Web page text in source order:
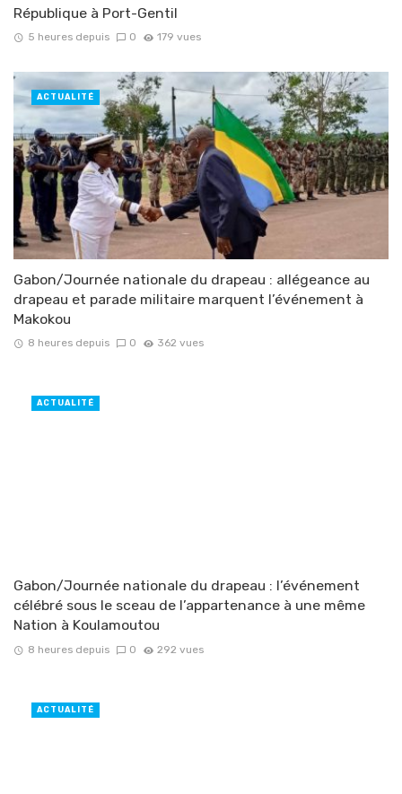
République à Port-Gentil
5 heures depuis 0 179 vues
Gabon/Journée nationale du drapeau : allégeance au
drapeau et parade militaire marquent l’événement à
Makokou
8 heures depuis 0 362 vues
ACTUALITÉ
Gabon/Journée nationale du drapeau : l’événement
célébré sous le sceau de l’appartenance à une même
Nation à Koulamoutou
8 heures depuis 0 292 vues
ACTUALITÉ
ACTUALITÉ